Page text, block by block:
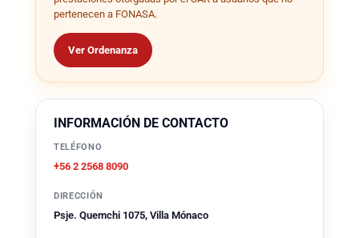
pertenecen a FONASA.
Ver Ordenanza
INFORMACIÓN DE CONTACTO
TELÉFONO
+56 2 2568 8090
DIRECCIÓN
Psje. Quemchi 1075, Villa Mónaco